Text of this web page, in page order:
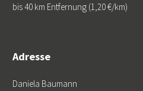
bis 40 km Entfernung (1,20 €/km)
Adresse
Daniela Baumann